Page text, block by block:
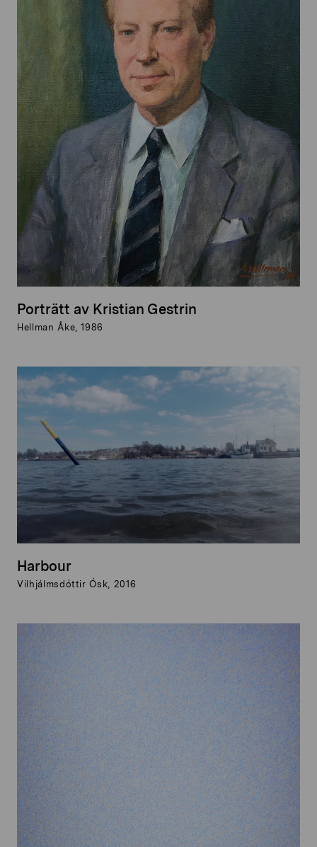
Porträtt av Kristian Gestrin
Hellman Åke, 1986
Harbour
Vilhjálmsdóttir Ósk, 2016